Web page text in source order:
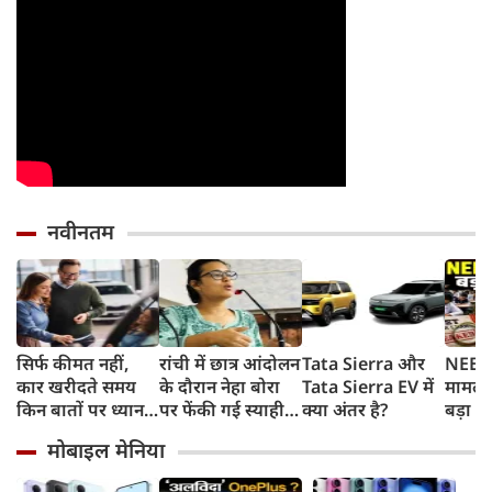
नवीनतम
सिर्फ कीमत नहीं,
कार खरीदते समय
किन बातों पर ध्यान
रांची में छात्र आंदोलन
के दौरान नेहा बोरा
पर फेंकी गई स्याही,
पेलेट से नहीं डरे, इससे
भी नहीं डरेंगे
Tata Sierra और
Tata Sierra EV में
क्या अंतर है?
मामले
बड़ा
हैरान
मोबाइल मेनिया